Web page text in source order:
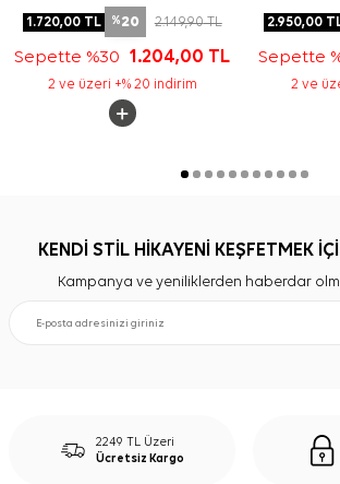
1.720,00TL %20 2.149,90TL
Sepette %30 1.204,00 TL
2 ve üzeri +% 20 indirim
2.950,00
Sepette
2 ve
KENDİ STİL HİKAYENİ KEŞFETMEK
Kampanya ve yeniliklerden haberdar
2249 TL Üzeri
Ücretsiz Kargo